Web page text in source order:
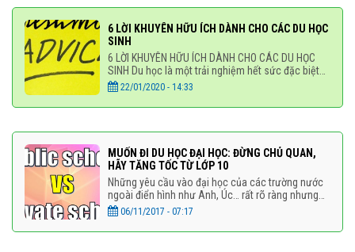
6 LỜI KHUYÊN HỮU ÍCH DÀNH CHO CÁC DU HỌC
SINH
6 LỜI KHUYÊN HỮU ÍCH DÀNH CHO CÁC DU HỌC
SINH Du học là một trải nghiệm hết sức đặc biệt
của mỗi bạn du học sinh, có ý nghĩa rất lớn trong
việc tạo nên
22/01/2020 - 14:33
MUỐN ĐI DU HỌC ĐẠI HỌC: ĐỪNG CHỦ QUAN,
HÃY TĂNG TỐC TỪ LỚP 10
Những yêu cầu vào đại học của các trường nước
ngoài điển hình như Anh, Úc… rất rõ ràng nhưng
cũng yêu cầu học sinh có một nền tảng kiến thức
và kỹ
06/11/2017 - 07:17